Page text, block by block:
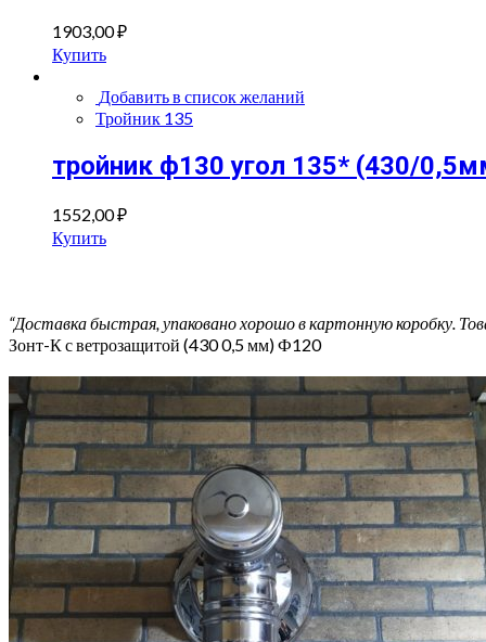
1903,00₽
Купить
Добавить в список желаний
Тройник 135
тройник ф130 угол 135* (430/
1552,00₽
Купить
“Доставка быстрая, упаковано хорошо в картонную коробку.
Зонт-К с ветрозащитой (430 0,5 мм) Ф120